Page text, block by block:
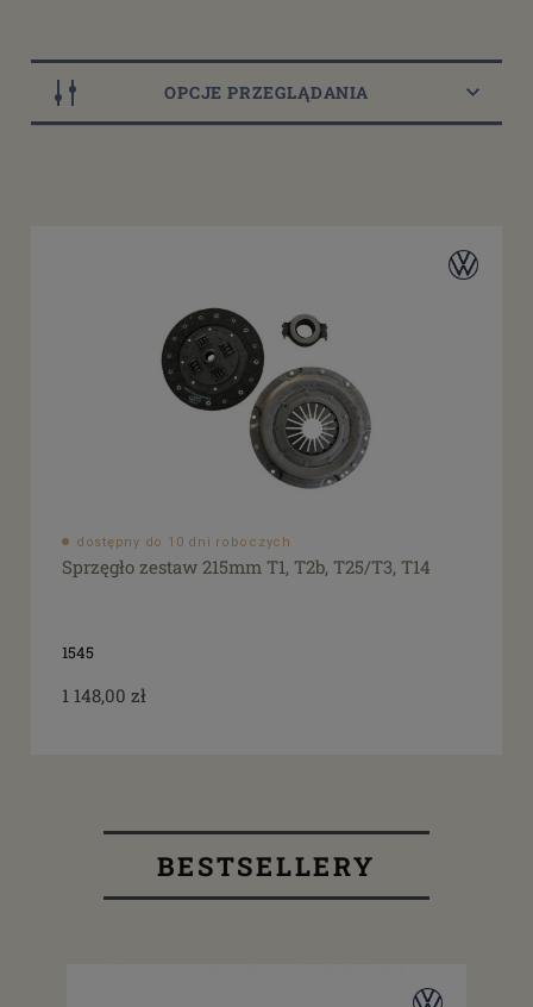
OPCJE PRZEGLĄDANIA
dostępny do 10 dni roboczych
Sprzęgło zestaw 215mm T1, T2b, T25/T3, T14
1545
1 148,00 zł
BESTSELLERY